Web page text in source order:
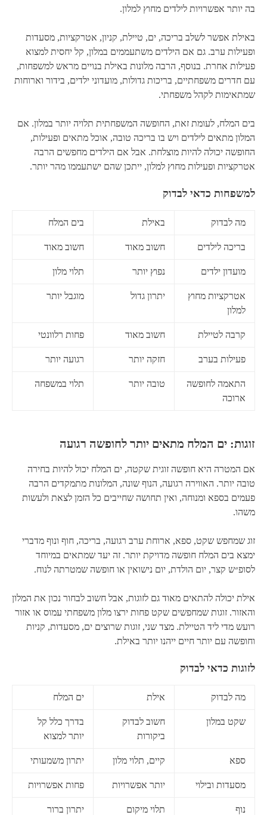
בה יותר אפשרויות לילדים מחוץ למלון.
באילת אפשר לשלב בריכה, ים, טיילת, קניון, אטרקציות, מסעדות
ופעילות ערב. גם אם הילדים משתעממים במלון, קל יחסית למצוא
פעילות אחרת. בנוסף, הרבה מלונות באילת בנויים מראש למשפחות,
עם חדרים משפחתיים, בריכות גדולות, מועדוני ילדים, בידור וארוחות
שמתאימות לקהל משפחתי.
בים המלח, לעומת זאת, החופשה המשפחתית תלויה יותר במלון. אם
המלון מתאים לילדים ויש בו בריכה טובה, אוכל מתאים ופעילות,
החופשה יכולה להיות מוצלחת. אבל אם הילדים מחפשים הרבה
אטרקציות ופעילות מחוץ למלון, ייתכן שהם ישתעממו מהר יותר.
למשפחות כדאי לבדוק
מה לבדוק באילת בים המלח
בריכה לילדים חשוב מאוד חשוב מאוד
מועדון ילדים נפוץ יותר תלוי מלון
אטרקציות מחוץ
למלון
יתרון גדול מוגבל יותר
קרבה לטיילת חשוב מאוד פחות רלוונטי
פעילות בערב חזקה יותר רגועה יותר
התאמה לחופשה
ארוכה
טובה יותר תלוי במשפחה
זוגות: ים המלח מתאים יותר לחופשה רגועה
אם המטרה היא חופשה זוגית שקטה, ים המלח יכול להיות בחירה
טובה יותר. האווירה רגועה, הנוף שונה, המלונות מתמקדים הרבה
פעמים בספא ומנוחה, ואין תחושה שחייבים כל הזמן לצאת ולעשות
משהו.
זוג שמחפש שקט, ספא, ארוחת ערב רגועה, בריכה, חוף ונוף מדברי
ימצא בים המלח חופשה מדויקת יותר. זה יעד שמתאים במיוחד
לסופ״ש קצר, יום הולדת, יום נישואין או חופשה שמטרתה לנוח.
אילת יכולה להתאים מאוד גם לזוגות, אבל חשוב לבחור נכון את המלון
והאזור. זוגות שמחפשים שקט פחות ירצו מלון משפחתי עמוס או אזור
רועש מדי ליד הטיילת. מצד שני, זוגות שרוצים ים, מסעדות, קניות
וחופשה עם יותר חיים ייהנו יותר באילת.
לזוגות כדאי לבדוק
מה לבדוק אילת ים המלח
שקט במלון
חשוב לבדוק
ביקורות
בדרך כלל קל
יותר למצוא
ספא קיים, תלוי מלון יתרון משמעותי
מסעדות ובילוי יותר אפשרויות פחות אפשרויות
נוף תלוי מיקום
יתרון ברור